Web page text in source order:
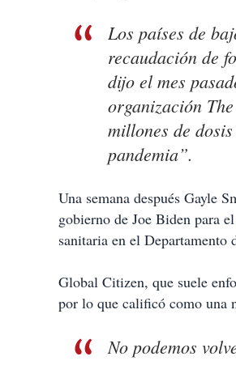
Los países de
recaudación de
dijo el mes
organización
millones de
pandemia”.
Una semana después Gayle
gobierno de Joe Biden para
sanitaria en el Departamento
Global Citizen, que suele
por lo que calificó como una
No podemos